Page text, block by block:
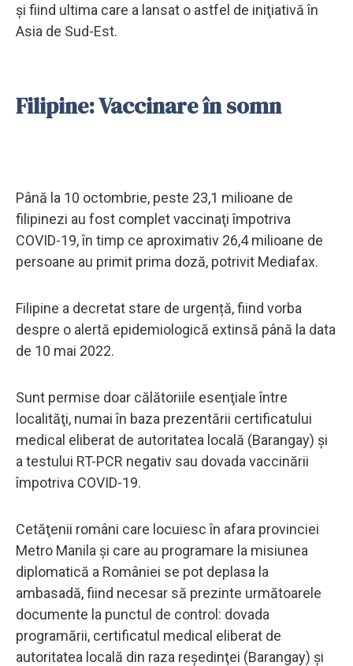
şi fiind ultima care a lansat o astfel de iniţiativă în
Asia de Sud-Est.
Filipine: Vaccinare în somn
Până la 10 octombrie, peste 23,1 milioane de
filipinezi au fost complet vaccinaţi împotriva
COVID-19, în timp ce aproximativ 26,4 milioane de
persoane au primit prima doză, potrivit Mediafax.
Filipine a decretat stare de urgență, fiind vorba
despre o alertă epidemiologică extinsă până la data
de 10 mai 2022.
Sunt permise doar călătoriile esenţiale între
localităţi, numai în baza prezentării certificatului
medical eliberat de autoritatea locală (Barangay) şi
a testului RT-PCR negativ sau dovada vaccinării
împotriva COVID-19.
Cetăţenii români care locuiesc în afara provinciei
Metro Manila şi care au programare la misiunea
diplomatică a României se pot deplasa la
ambasadă, fiind necesar să prezinte următoarele
documente la punctul de control: dovada
programării, certificatul medical eliberat de
autoritatea locală din raza reşedinţei (Barangay) şi